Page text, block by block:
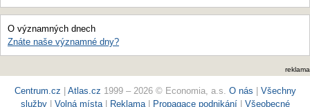
O významných dnech
Znáte naše významné dny?
reklama
Centrum.cz Atlas.cz 1999 – 2026 © Economia, a.s. O nás
Všechny
služby
Volná místa| Reklama Propagace podnikání| Všeobecné